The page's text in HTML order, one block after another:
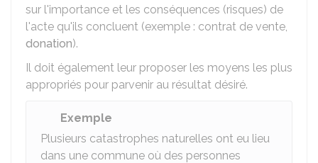
sur l'importance et les conséquences (risques) de
l'acte qu'ils concluent (exemple : contrat de vente,
donation).
Il doit également leur proposer les moyens les plus
appropriés pour parvenir au résultat désiré.
Exemple
Plusieurs catastrophes naturelles ont eu lieu
dans une commune où des personnes